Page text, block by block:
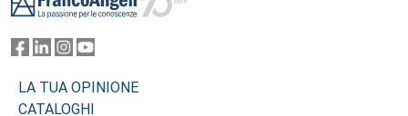
LA TUA OPINIONE
CATALOGHI